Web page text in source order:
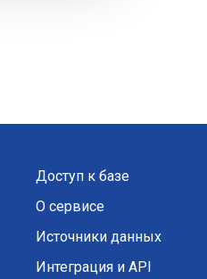
Доступ к базе
О сервисе
Источники данных
Интеграция и API